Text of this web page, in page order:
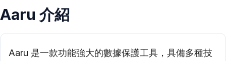
Aaru 介紹
Aaru 是一款功能強大的數據保護工具，具備多種技